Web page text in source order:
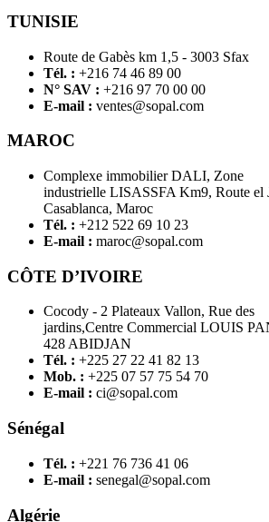
TUNISIE
Route de Gabès km 1,5 - 3003 Sfax
Tél. : +216 74 46 89 00
N° SAV : +216 97 70 00 00
E-mail : ventes@sopal.com
MAROC
Complexe immobilier DALI, Zone
industrielle LISASSFA Km9, Route el
Casablanca, Maroc
Tél. : +212 522 69 10 23
E-mail : maroc@sopal.com
CÔTE D’IVOIRE
Cocody - 2 Plateaux Vallon, Rue des
jardins,Centre Commercial LOUIS
428 ABIDJAN
Tél. : +225 27 22 41 82 13
Mob. : +225 07 57 75 54 70
E-mail : ci@sopal.com
Sénégal
Tél. : +221 76 736 41 06
E-mail : senegal@sopal.com
Algérie